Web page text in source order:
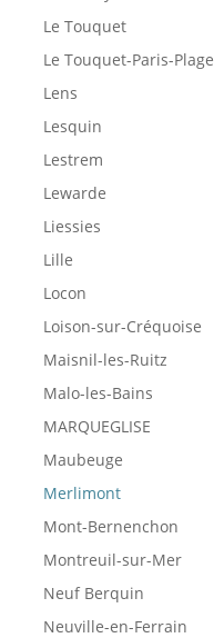
Le Touquet
Le Touquet-Paris-Plage
Lens
Lesquin
Lestrem
Lewarde
Liessies
Lille
Locon
Loison-sur-Créquoise
Maisnil-les-Ruitz
Malo-les-Bains
MARQUEGLISE
Maubeuge
Merlimont
Mont-Bernenchon
Montreuil-sur-Mer
Neuf Berquin
Neuville-en-Ferrain